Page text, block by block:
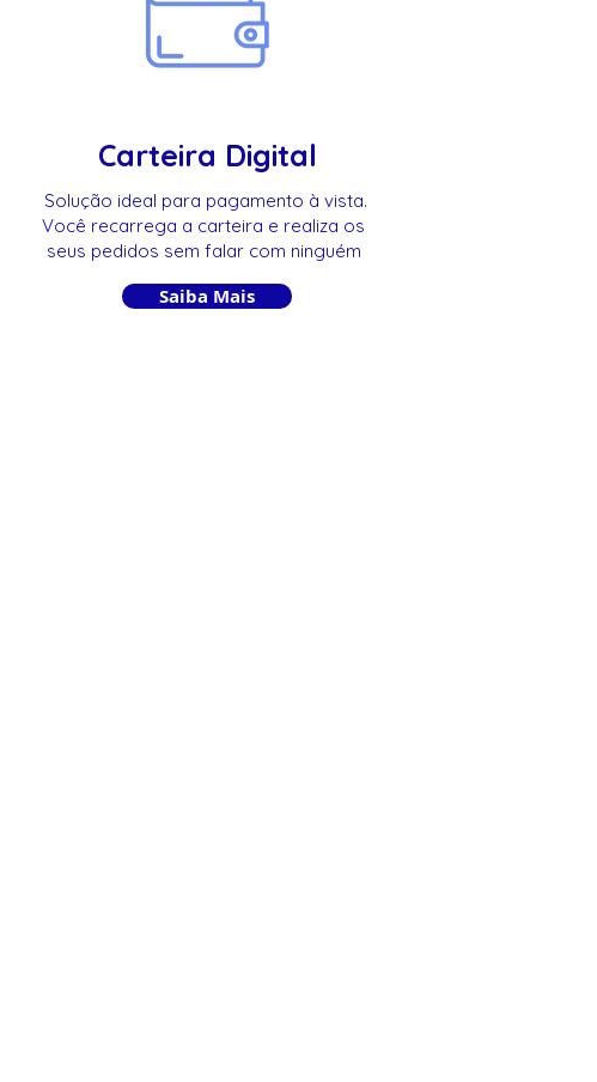
Carteira Digital
Solução ideal para pagamento à vista.
Você recarrega a carteira e realiza os
seus pedidos sem falar com ninguém
Saiba Mais